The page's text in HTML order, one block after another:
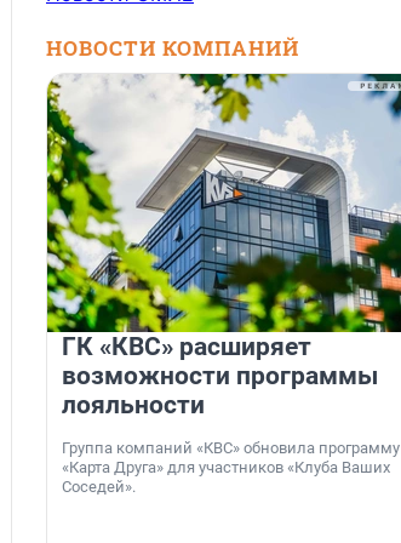
НОВОСТИ КОМПАНИЙ
ГК «КВС» расширяет
возможности программы
лояльности
Группа компаний «КВС» обновила программу
«Карта Друга» для участников «Клуба Ваших
Соседей».